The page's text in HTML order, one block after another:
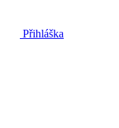
Přihláška